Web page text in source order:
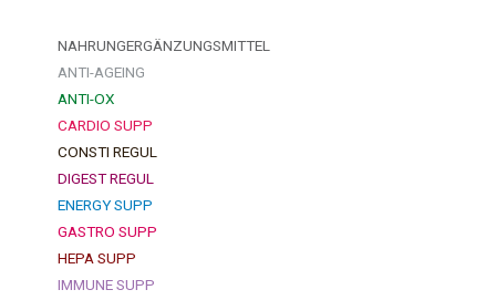
NAHRUNGERGÄNZUNGSMITTEL
ANTI-AGEING
ANTI-OX
CARDIO SUPP
CONSTI REGUL
DIGEST REGUL
ENERGY SUPP
GASTRO SUPP
HEPA SUPP
IMMUNE SUPP